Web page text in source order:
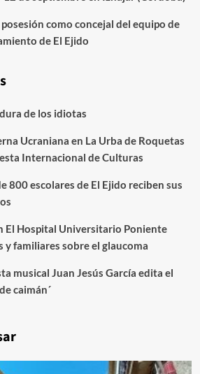
como concejal del equipo de
de El Ejido
de los idiotas
Ucraniana en La Urba de Roquetas
Internacional de Culturas
800 escolares de El Ejido reciben sus
El Hospital Universitario Poniente
y familiares sobre el glaucoma
musical Juan Jesús García edita el
caimán´